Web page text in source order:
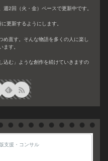
2回（火・金）ペースで更新中です。
更新するようにします。
直す。そんな物語を多くの人に楽し
ます。
込む」ような創作を続けていきますの